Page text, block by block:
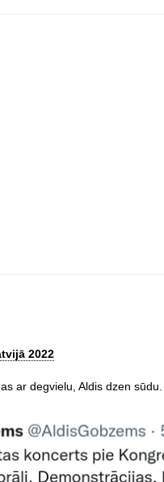
2022
ar degvielu, Aldis dzen sūdu.